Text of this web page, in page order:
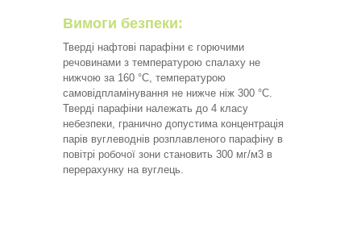
Вимоги безпеки:
Тверді нафтові парафіни є горючими
речовинами з температурою спалаху не
нижчою за 160 °C, температурою
самовідпламінування не нижче ніж 300 °C.
Тверді парафіни належать до 4 класу
небезпеки, гранично допустима концентрація
парів вуглеводнів розплавленого парафіну в
повітрі робочої зони становить 300 мг/м3 в
перерахунку на вуглець.